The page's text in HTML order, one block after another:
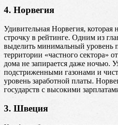
4. Норвегия
Удивительная Норвегия, которая
строчку в рейтинге. Одним из
выделить минимальный уровень
территории «частного сектора»
дома не запирается даже ночью.
подстриженными газонами и
уровень заработной платы.
государств с высокими
3. Швеция